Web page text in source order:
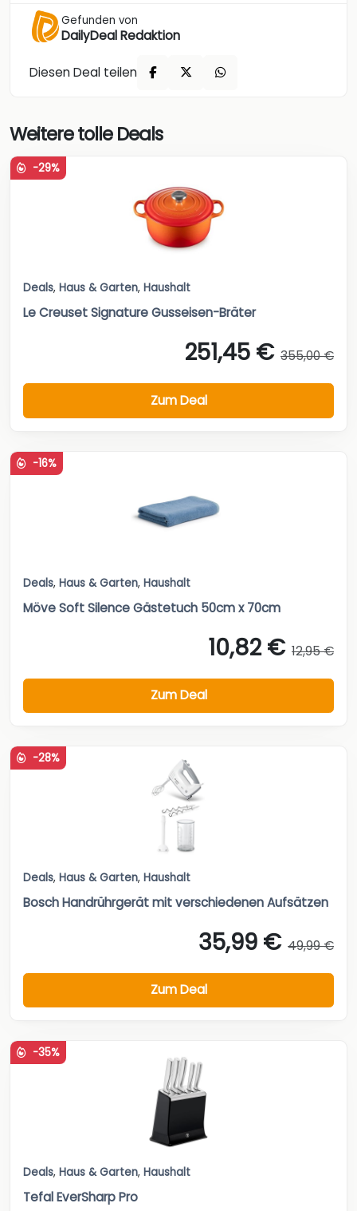
Gefunden von
DailyDeal Redaktion
Diesen Deal teilen
Weitere tolle Deals
-29%
Deals, Haus & Garten, Haushalt
Le Creuset Signature Gusseisen-Bräter
251,45 € 355,00 €
Zum Deal
-16%
Deals, Haus & Garten, Haushalt
Möve Soft Silence Gästetuch 50cm x 70cm
10,82 € 12,95 €
Zum Deal
-28%
Deals, Haus & Garten, Haushalt
Bosch Handrührgerät mit verschiedenen Aufsätzen
35,99 € 49,99 €
Zum Deal
-35%
Deals, Haus & Garten, Haushalt
Tefal EverSharp Pro